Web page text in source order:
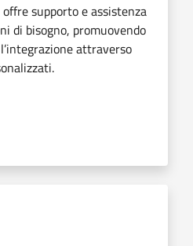
supporto e assistenza
di bisogno, promuovendo
attraverso